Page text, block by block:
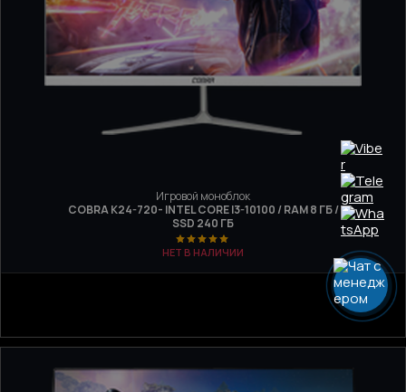
Игровой моноблок
COBRA K24-720- INTEL CORE I3-10100 / RAM 8 ГБ /
SSD 240 ГБ
НЕТ В НАЛИЧИИ